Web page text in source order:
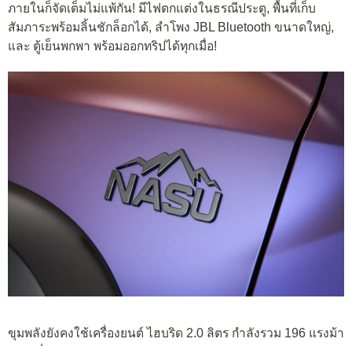
ภายในก็จัดเต็มไม่แพ้กัน! มีไฟตกแต่งในธรณีประตู, พื้นที่เก็บ
สัมภาระพร้อมลิ้นชักล็อกได้, ลำโพง JBL Bluetooth ขนาดใหญ่,
และ ตู้เย็นพกพา พร้อมออกทริปได้ทุกเมื่อ!
ขุมพลังยังคงใช้เครื่องยนต์ ไฮบริด 2.0 ลิตร กำลังรวม 196 แรงม้า